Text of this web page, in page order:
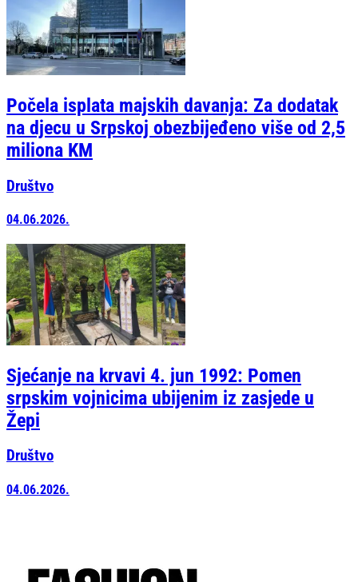
Počela isplata majskih davanja: Za dodatak
na djecu u Srpskoj obezbijeđeno više od 2,5
miliona KM
Društvo
04.06.2026.
Sjećanje na krvavi 4. jun 1992: Pomen
srpskim vojnicima ubijenim iz zasjede u
Žepi
Društvo
04.06.2026.